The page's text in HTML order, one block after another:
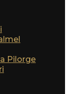
Pilorge